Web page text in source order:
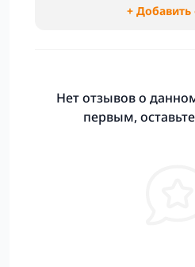
+ Добавить
Нет отзывов о
первым,